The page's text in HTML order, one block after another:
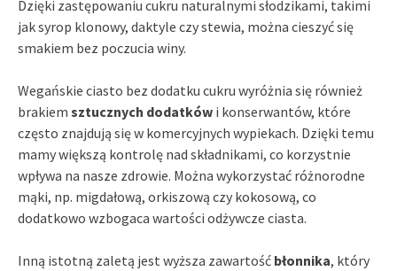
Dzięki zastępowaniu cukru naturalnymi słodzikami, takimi
jak syrop klonowy, daktyle czy stewia, można cieszyć się
smakiem bez poczucia winy.
Wegańskie ciasto bez dodatku cukru wyróżnia się również
brakiem sztucznych dodatków i konserwantów, które
często znajdują się w komercyjnych wypiekach. Dzięki temu
mamy większą kontrolę nad składnikami, co korzystnie
wpływa na nasze zdrowie. Można wykorzystać różnorodne
mąki, np. migdałową, orkiszową czy kokosową, co
dodatkowo wzbogaca wartości odżywcze ciasta.
Inną istotną zaletą jest wyższa zawartość błonnika, który